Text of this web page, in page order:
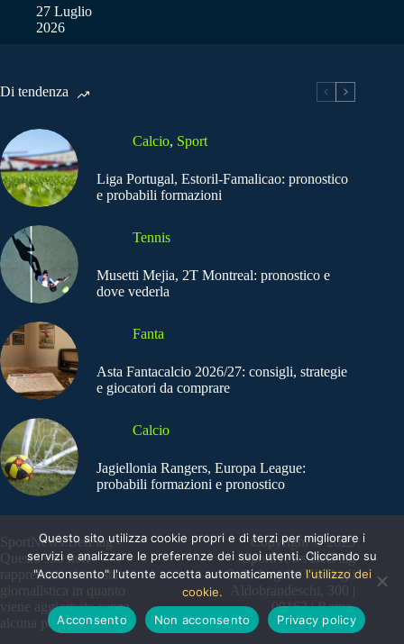
27 Luglio
2026
Di tendenza
Calcio, Sport
Liga Portugal, Estoril-Famalicao: pronostico
e probabili formazioni
Tennis
Musetti Mejia, 2T Montreal: pronostico e
dove vederla
Fanta
Asta Fantacalcio 2026/27: consigli, strategie
e giocatori da comprare
Calcio
Jagiellonia Rangers, Europa League:
probabili formazioni e pronostico
SportNews.BetFlag -
Questo sito non
rappresenta una testata
giornalistica in quanto
viene aggiornato senza
alcuna periodicità
Copyright © 2025
SportNews BetFlag
Sede Legale: Via degli
Aldobrandeschi, 300 |
00163 | Roma
Questo sito utilizza cookie propri e di terzi per migliorare i
servizi e analizzare le preferenze dei suoi utenti. Cliccando su
"Acconsento" l'utente accetta automaticamente l'utilizzo dei
cookie.
Acconsento
Non acconsento Privacy policy